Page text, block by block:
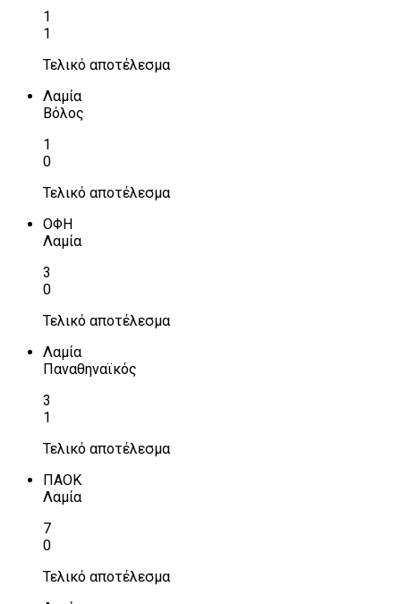
1
1
Τελικό αποτέλεσμα
Λαμία
Βόλος
1
0
Τελικό αποτέλεσμα
ΟΦΗ
Λαμία
3
0
Τελικό αποτέλεσμα
Λαμία
Παναθηναϊκός
3
1
Τελικό αποτέλεσμα
ΠΑΟΚ
Λαμία
7
0
Τελικό αποτέλεσμα